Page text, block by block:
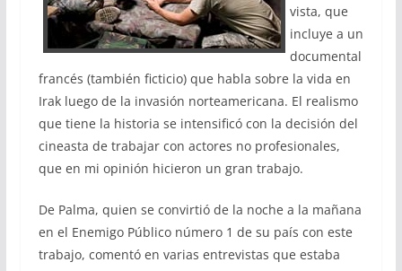
vista, que
incluye a un
documental
francés (también ficticio) que habla sobre la vida en
Irak luego de la invasión norteamericana. El realismo
que tiene la historia se intensificó con la decisión del
cineasta de trabajar con actores no profesionales,
que en mi opinión hicieron un gran trabajo.
De Palma, quien se convirtió de la noche a la mañana
en el Enemigo Público número 1 de su país con este
trabajo, comentó en varias entrevistas que estaba